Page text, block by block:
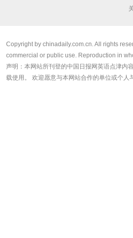
Copyright by chinadaily.com.cn. All rights
commercial or public use. Reproduction in
声明：本网站所刊登的中国日报网英语点津内
载使用。 欢迎愿意与本网站合作的单位或个人